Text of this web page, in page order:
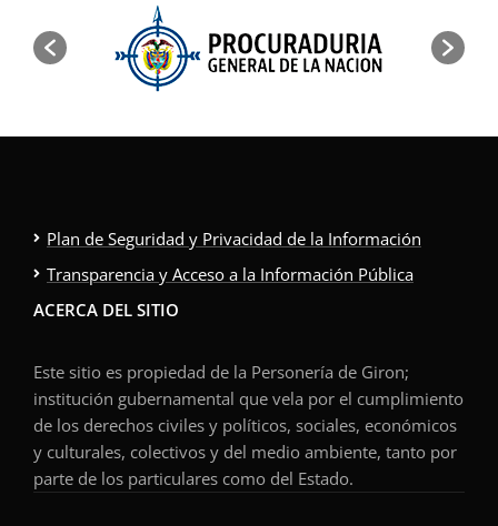
Plan de Seguridad y Privacidad de la Información
Transparencia y Acceso a la Información Pública
ACERCA DEL SITIO
Este sitio es propiedad de la Personería de Giron;
institución gubernamental que vela por el cumplimiento
de los derechos civiles y políticos, sociales, económicos
y culturales, colectivos y del medio ambiente, tanto por
parte de los particulares como del Estado.